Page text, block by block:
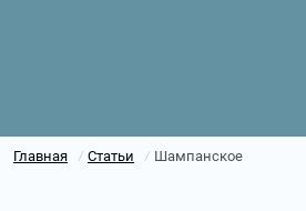
Главная / Статьи / Шампанское